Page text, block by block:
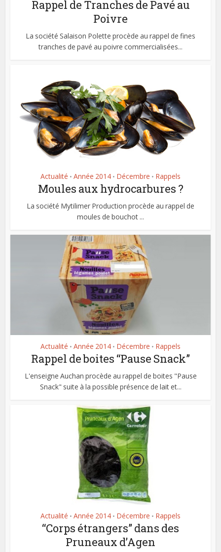
Rappel de Tranches de Pavé au
Poivre
La société Salaison Polette procède au rappel de fines
tranches de pavé au poivre commercialisées...
Actualité • Année 2014 • Décembre • Rappels
Moules aux hydrocarbures ?
La société Mytilimer Production procède au rappel de
moules de bouchot ...
Actualité • Année 2014 • Décembre • Rappels
Rappel de boites “Pause Snack”
L'enseigne Auchan procède au rappel de boites "Pause
Snack" suite à la possible présence de lait et...
Actualité • Année 2014 • Décembre • Rappels
“Corps étrangers” dans des
Pruneaux d’Agen